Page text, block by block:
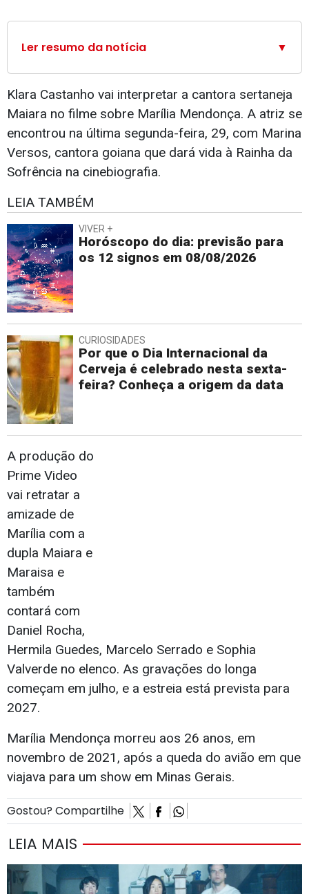
Ler resumo da notícia ▼
Klara Castanho vai interpretar a cantora sertaneja
Maiara no filme sobre Marília Mendonça. A atriz se
encontrou na última segunda-feira, 29, com Marina
Versos, cantora goiana que dará vida à Rainha da
Sofrência na cinebiografia.
LEIA TAMBÉM
VIVER +
Horóscopo do dia: previsão para
os 12 signos em 08/08/2026
CURIOSIDADES
Por que o Dia Internacional da
Cerveja é celebrado nesta sexta-
feira? Conheça a origem da data
A produção do
Prime Video
vai retratar a
amizade de
Marília com a
dupla Maiara e
Maraisa e
também
contará com
Daniel Rocha,
Hermila Guedes, Marcelo Serrado e Sophia
Valverde no elenco. As gravações do longa
começam em julho, e a estreia está prevista para
2027.
Marília Mendonça morreu aos 26 anos, em
novembro de 2021, após a queda do avião em que
viajava para um show em Minas Gerais.
Gostou? Compartilhe
LEIA MAIS